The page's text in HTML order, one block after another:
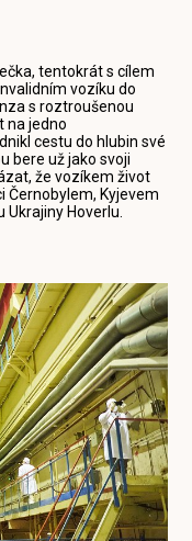
tentokrát s cílem
vozíku do
s roztroušenou
na jedno
cestu do hlubin své
bere už jako svoji
že vozíkem život
Černobylem, Kyjevem
Hoverlu.